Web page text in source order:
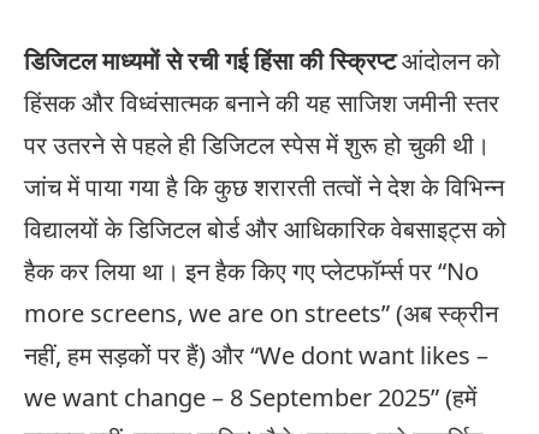
डिजिटल माध्यमों से रची गई हिंसा की स्क्रिप्टआंदोलन को
हिंसक और विध्वंसात्मक बनाने की यह साजिश जमीनी स्तर
पर उतरने से पहले ही डिजिटल स्पेस में शुरू हो चुकी थी।
जांच में पाया गया है कि कुछ शरारती तत्वों ने देश के विभिन्न
विद्यालयों के डिजिटल बोर्ड और आधिकारिक वेबसाइट्स को
हैक कर लिया था। इन हैक किए गए प्लेटफॉर्म्स पर “No
more screens, we are on streets” (अब स्क्रीन
नहीं, हम सड़कों पर हैं) और “We dont want likes –
we want change – 8 September 2025” (हमें